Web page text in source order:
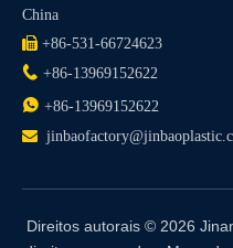
China
 +86-531-66724623
 +86-13969152622
 +86-13969152622

Direitos autorais © 2026